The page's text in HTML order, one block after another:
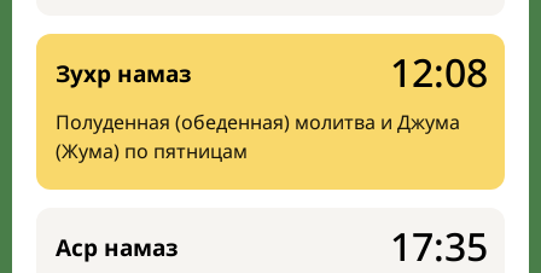
Зухр намаз
Полуденная (обеденная) молитва и Джума
(Жума) по пятницам
12:08
Аср намаз 17:35